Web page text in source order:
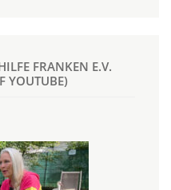
FRANKEN E.V.
YOUTUBE)